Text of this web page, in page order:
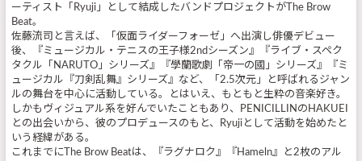
ーティスト「Ryuji」として結成したバンドプロジェクトがThe Brow
Beat。
佐藤流司と言えば、「仮面ライダーフォーゼ」へ出演し俳優デビュー
後、『ミュージカル・テニスの王子様2ndシーズン』『ライブ・スペク
タクル「NARUTO」シリーズ』『學蘭歌劇「帝一の國」シリーズ』『ミ
ュージカル『刀剣乱舞』シリーズ』など、「2.5次元」と呼ばれるジャン
ルの舞台を中心に活動している。とはいえ、もともと生粋の音楽好き。
しかもヴィジュアル系を好んでいたこともあり、PENICILLINのHAKUEI
との出会いから、彼のプロデュースのもと、Ryujiとして活動を始めたと
いう経緯がある。
これまでにThe Brow Beatは、『ラグナロク』『Hameln』と2枚のアル